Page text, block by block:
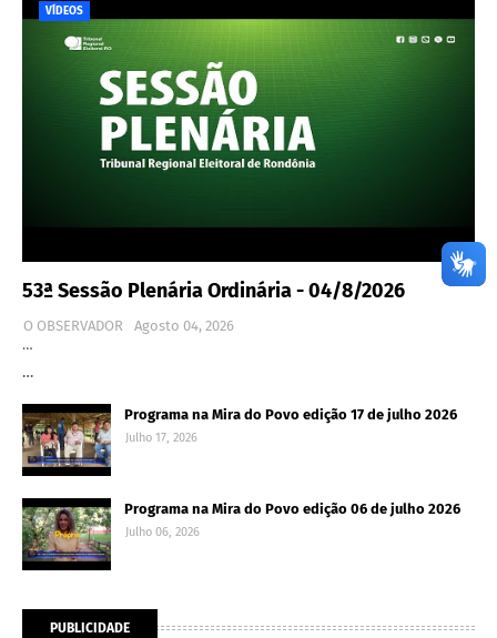
VÍDEOS
53ª Sessão Plenária Ordinária - 04/8/2026
O OBSERVADOR
Agosto 04, 2026
…
…
Programa na Mira do Povo edição 17 de julho 2026
Julho 17, 2026
Programa na Mira do Povo edição 06 de julho 2026
Julho 06, 2026
PUBLICIDADE